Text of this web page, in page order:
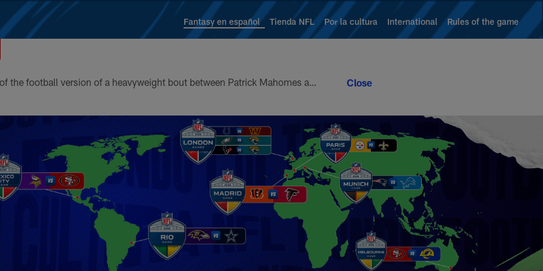
Fantasy en español Tienda NFL Por la cultura International Rules of the game
Week 9 brings the 10th round of the football version of a heavyweight bout between Patrick Mahomes and Josh Allen. Mahomes’ 5-4 head-to-head record looks modest at first glance, but it paints an incomplete picture of how lopsided this matchup of the league’s best quarterbacks has been. Allen is 4-1
de la NFL en español